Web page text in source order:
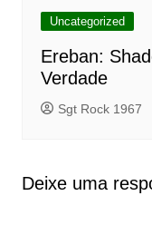
Uncategorized
Ereban:
Verdade
Sgt Rock 1967
Deixe uma